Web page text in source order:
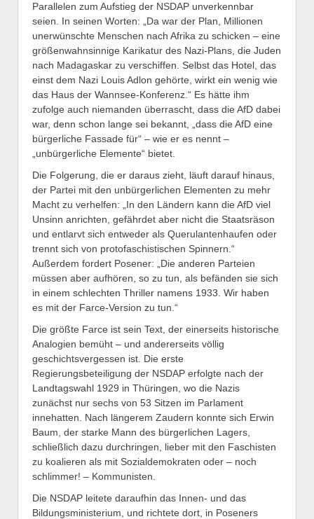
Parallelen zum Aufstieg der NSDAP unverkennbar
seien. In seinen Worten: „Da war der Plan, Millionen
unerwünschte Menschen nach Afrika zu schicken – eine
größenwahnsinnige Karikatur des Nazi-Plans, die Juden
nach Madagaskar zu verschiffen. Selbst das Hotel, das
einst dem Nazi Louis Adlon gehörte, wirkt ein wenig wie
das Haus der Wannsee-Konferenz.“ Es hätte ihm
zufolge auch niemanden überrascht, dass die AfD dabei
war, denn schon lange sei bekannt, „dass die AfD eine
bürgerliche Fassade für“ – wie er es nennt –
„unbürgerliche Elemente“ bietet.
Die Folgerung, die er daraus zieht, läuft darauf hinaus,
der Partei mit den unbürgerlichen Elementen zu mehr
Macht zu verhelfen: „In den Ländern kann die AfD viel
Unsinn anrichten, gefährdet aber nicht die Staatsräson
und entlarvt sich entweder als Querulantenhaufen oder
trennt sich von protofaschistischen Spinnern.“
Außerdem fordert Posener: „Die anderen Parteien
müssen aber aufhören, so zu tun, als befänden sie sich
in einem schlechten Thriller namens 1933. Wir haben
es mit der Farce-Version zu tun.“
Die größte Farce ist sein Text, der einerseits historische
Analogien bemüht – und andererseits völlig
geschichtsvergessen ist. Die erste
Regierungsbeteiligung der NSDAP erfolgte nach der
Landtagswahl 1929 in Thüringen, wo die Nazis
zunächst nur sechs von 53 Sitzen im Parlament
innehatten. Nach längerem Zaudern konnte sich Erwin
Baum, der starke Mann des bürgerlichen Lagers,
schließlich dazu durchringen, lieber mit den Faschisten
zu koalieren als mit Sozialdemokraten oder – noch
schlimmer! – Kommunisten.
Die NSDAP leitete daraufhin das Innen- und das
Bildungsministerium, und richtete dort, in Poseners